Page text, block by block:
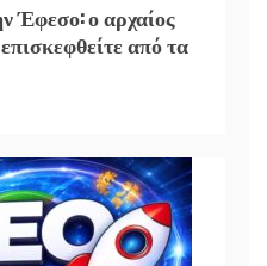
Έφεσο: ο αρχαίος
από τα